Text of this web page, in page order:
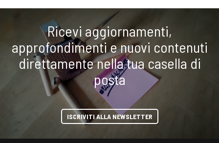
Ricevi aggiornamenti,
approfondimenti e nuovi contenuti
direttamente nella tua casella di
posta
ISCRIVITI ALLA NEWSLETTER